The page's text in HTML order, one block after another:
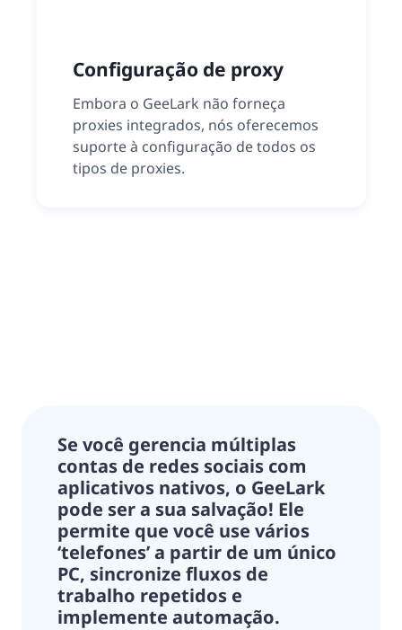
Configuração de proxy
Embora o GeeLark não forneça
proxies integrados, nós oferecemos
suporte à configuração de todos os
tipos de proxies.
Se você gerencia múltiplas
contas de redes sociais com
aplicativos nativos, o GeeLark
pode ser a sua salvação! Ele
permite que você use vários
‘telefones’ a partir de um único
PC, sincronize fluxos de
trabalho repetidos e
implemente automação.